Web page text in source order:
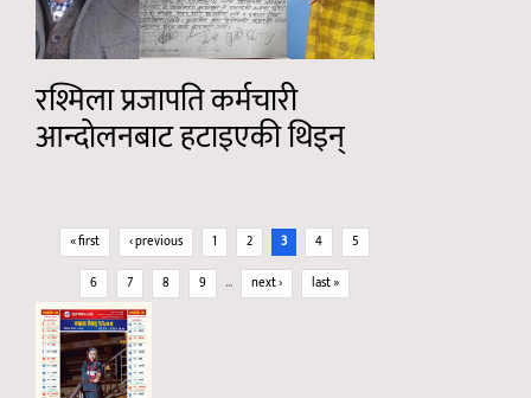
रश्मिला प्रजापति कर्मचारी
आन्दोलनबाट हटाइएकी थिइन्
Pages
« first ‹ previous 1 2 3 4
5
6
7 8 9 … next › last »